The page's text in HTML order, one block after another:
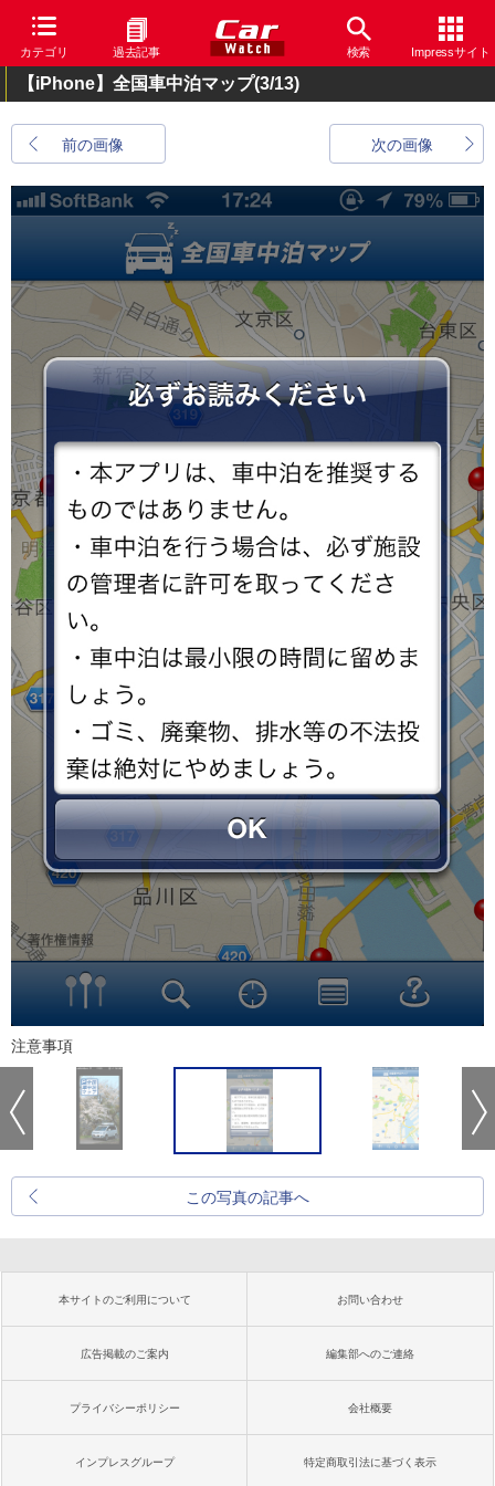
カテゴリ 過去記事 検索 Impressサイト
【iPhone】全国車中泊マップ(3/13)
前の画像 次の画像
注意事項
この写真の記事へ
本サイトのご利用について お問い合わせ
広告掲載のご案内 編集部へのご連絡
プライバシーポリシー 会社概要
インプレスグループ 特定商取引法に基づく表示